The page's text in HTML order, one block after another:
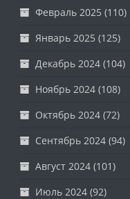
Февраль 2025 (110)
Январь 2025 (125)
Декабрь 2024(104)
Ноябрь 2024(108)
Октябрь 2024(72)
Сентябрь 2024(94)
Август 2024(101)
Июль 2024(92)